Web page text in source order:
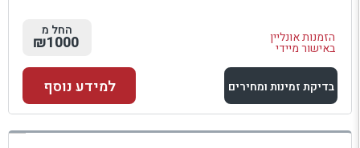
הזמנות אונליין
באישור מיידי
החל מ
₪1000
בדיקת זמינות ומחירים
למתחם זה
למידע נוסף